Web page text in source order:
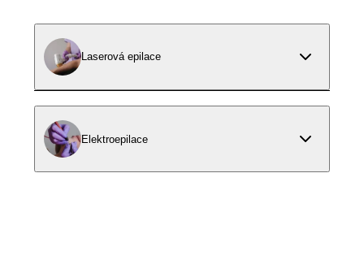
Laserová epilace
Elektroepilace